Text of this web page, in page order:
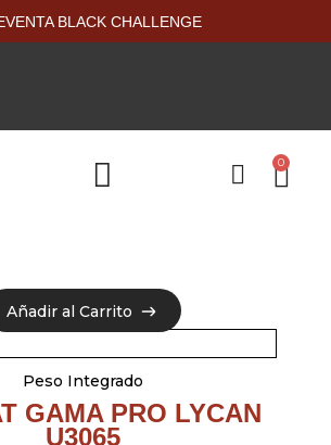
BLACK CHALLENGE
0
Añadir al Carrito
Añadir al Carrito
Peso Integrado
GAMA PRO LYCAN
U3065